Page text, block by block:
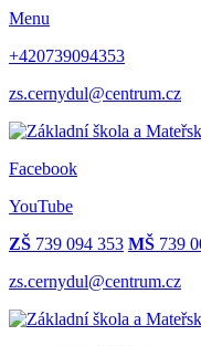
Menu
+420739094353
zs.cernydul@centrum.cz
Facebook
YouTube
ZŠ 739 094 353 MŠ 739
zs.cernydul@centrum.cz